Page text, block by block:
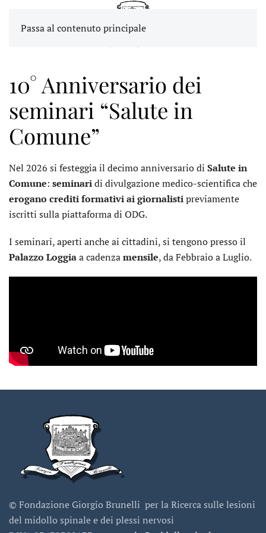
Passa al contenuto principale
10° Anniversario dei
seminari “Salute in
Comune”
Nel 2026 si festeggia il decimo anniversario di Salute in
Comune: seminaridi divulgazione medico-scientifica che
erogano crediti formativi ai giornalistipreviamente
iscritti sulla piattaforma di ODG.
I seminari, aperti anche ai cittadini, si tengono presso il
Palazzo Loggiaa cadenzamensile, da Febbraio a Luglio.
© Fondazione Giorgio Brunelli per la Ricerca sulle lesioni
del midollo spinale e dei plessi nervosi